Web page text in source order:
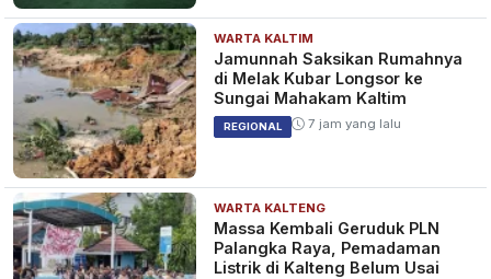
WARTA KALTIM
Jamunnah Saksikan Rumahnya
di Melak Kubar Longsor ke
Sungai Mahakam Kaltim
REGIONAL 7 jam yang lalu
WARTA KALTENG
Massa Kembali Geruduk PLN
Palangka Raya, Pemadaman
Listrik di Kalteng Belum Usai